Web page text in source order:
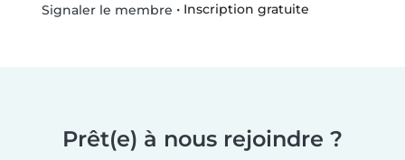
Signaler le membre • Inscription gratuite
Prêt(e) à nous rejoindre ?